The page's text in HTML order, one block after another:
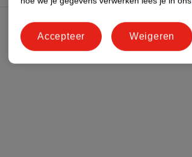
Weigeren
Accepteer